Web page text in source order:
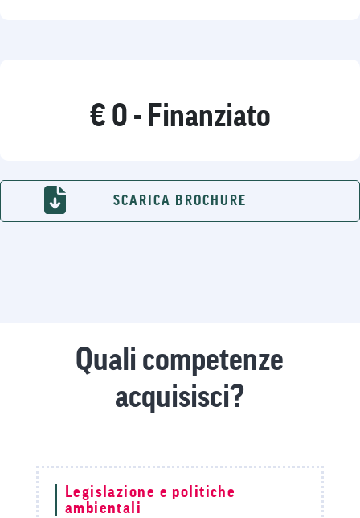
€ 0 - Finanziato
SCARICA BROCHURE
Quali competenze
acquisisci?
Legislazione e politiche
ambientali